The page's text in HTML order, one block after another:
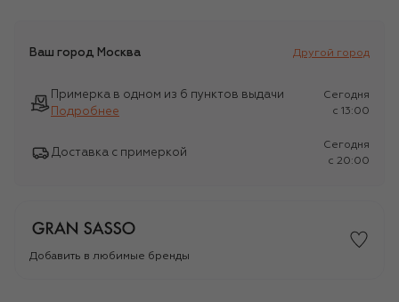
Ваш город Москва Другой город
Примерка в одном из 6 пунктов выдачи
Подробнее
Сегодня
c 13:00
Доставка с примеркой
Сегодня
c 20:00
Добавить в любимые бренды